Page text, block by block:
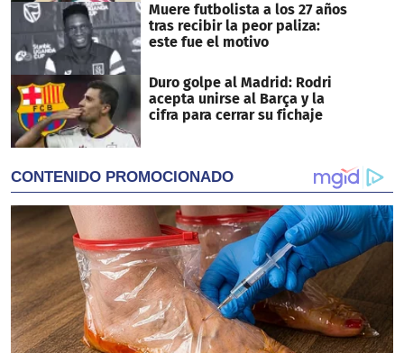
Muere futbolista a los 27 años
tras recibir la peor paliza:
este fue el motivo
Duro golpe al Madrid: Rodri
acepta unirse al Barça y la
cifra para cerrar su fichaje